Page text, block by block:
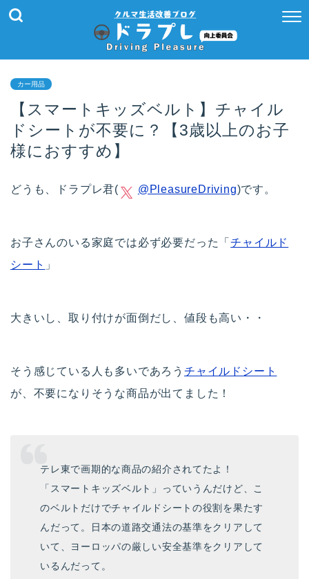
カー用品
【スマートキッズベルト】チャイル
ドシートが不要に？【3歳以上のお子
様におすすめ】
どうも、ドラプレ君( @PleasureDriving)です。
お子さんのいる家庭では必ず必要だった「チャイルド
シート 」
大きいし、取り付けが面倒だし、値段も高い・・
そう感じている人も多いであろう チャイルドシート
が、不要になりそうな商品が出てました！
テレ東で画期的な商品の紹介されてたよ！
「スマートキッズベルト」っていうんだけど、こ
のベルトだけでチャイルドシートの役割を果たす
んだって。日本の道路交通法の基準をクリアして
いて、ヨーロッパの厳しい安全基準をクリアして
いるんだって。